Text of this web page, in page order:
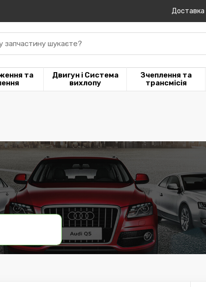
Доставка
запчастину шукаєте?
та
Двигун і Система
вихлопу
Зчеплення та
трансмісія